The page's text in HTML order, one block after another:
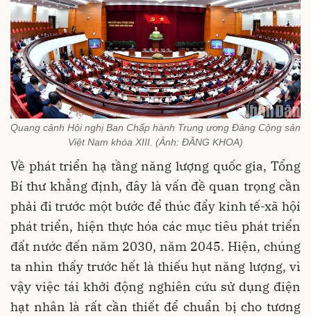
Quang cảnh Hội nghị Ban Chấp hành Trung ương Đảng Cộng sản
Việt Nam khóa XIII. (Ảnh: ĐĂNG KHOA)
Về phát triển hạ tầng năng lượng quốc gia, Tổng
Bí thư khẳng định, đây là vấn đề quan trọng cần
phải đi trước một bước để thúc đẩy kinh tế-xã hội
phát triển, hiện thực hóa các mục tiêu phát triển
đất nước đến năm 2030, năm 2045. Hiện, chúng
ta nhìn thấy trước hết là thiếu hụt năng lượng, vì
vậy việc tái khởi động nghiên cứu sử dụng điện
hạt nhân là rất cần thiết để chuẩn bị cho tương